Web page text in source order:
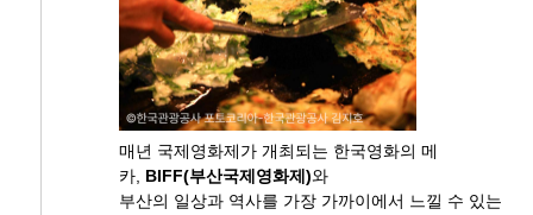
매년 국제영화제가 개최되는 한국영화의 메
카, BIFF(부산국제영화제)와
부산의 일상과 역사를 가장 가까이에서 느낄 수 있는